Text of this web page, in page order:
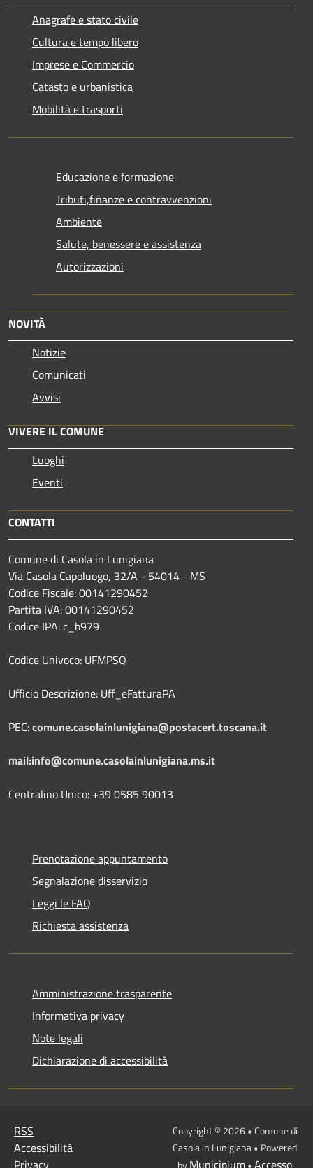
Anagrafe e stato civile
Cultura e tempo libero
Imprese e Commercio
Catasto e urbanistica
Mobilità e trasporti
Educazione e formazione
Tributi,finanze e contravvenzioni
Ambiente
Salute, benessere e assistenza
Autorizzazioni
NOVITÀ
Notizie
Comunicati
Avvisi
VIVERE IL COMUNE
Luoghi
Eventi
CONTATTI
Comune di Casola in Lunigiana
Via Casola Capoluogo, 32/A - 54014 - MS
Codice Fiscale: 00141290452
Partita IVA: 00141290452
Codice IPA: c_b979
Codice Univoco: UFMPSQ
Ufficio Descrizione: Uff_eFatturaPA
PEC:comune.casolainlunigiana@postacert.toscana.it
mail:info@comune.casolainlunigiana.ms.it
Centralino Unico: +39 0585 90013
Prenotazione appuntamento
Segnalazione disservizio
Leggi le FAQ
Richiesta assistenza
Amministrazione trasparente
Informativa privacy
Note legali
Dichiarazione di accessibilità
RSS
Accessibilità
Privacy
Copyright © 2026 • Comune di
Casola in Lunigiana • Powered
byMunicipium• Accesso